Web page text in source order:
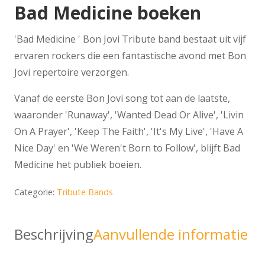
Bad Medicine boeken
'Bad Medicine ' Bon Jovi Tribute band bestaat uit vijf
ervaren rockers die een fantastische avond met Bon
Jovi repertoire verzorgen.
Vanaf de eerste Bon Jovi song tot aan de laatste,
waaronder 'Runaway', 'Wanted Dead Or Alive', 'Livin
On A Prayer', 'Keep The Faith', 'It's My Live', 'Have A
Nice Day' en 'We Weren't Born to Follow', blijft Bad
Medicine het publiek boeien.
Categorie: Tribute Bands
BeschrijvingAanvullende informatie